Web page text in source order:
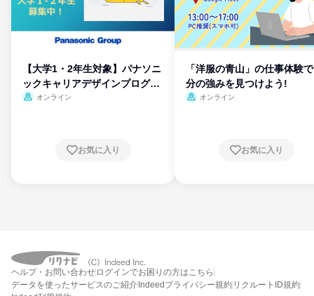
【大学1・2年生対象】パナソニ
ックキャリアデザインプログラ
ム
オンライン
お気に入り
「洋服の青山」の仕事体験
分の強みを見つけよう!
オンライン
お気に入り
ヘルプ・お問い合わせ ログインでお困りの方はこちら
データを使ったサービスのご紹介 Indeedプライバシー規約 リクルートID規約